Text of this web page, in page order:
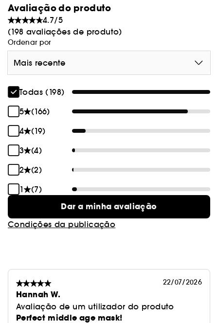
Avaliação do produto
4.7/5
(198 avaliações de produto)
Ordenar por
Mais recente
Todas (198)
5
(166)
4
(19)
3
(4)
2
(2)
1
(7)
Dar a minha avaliação
Condições da publicação
22/07/2026
Hannah W.
Avaliação de um utilizador do produto
Perfect middle age mask!